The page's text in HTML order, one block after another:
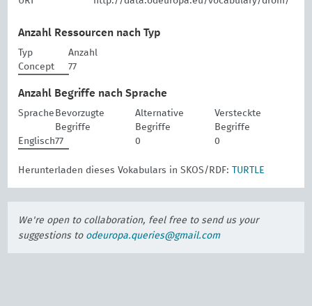
Anzahl Ressourcen nach Typ
Typ
Anzahl
Concept
77
Anzahl Begriffe nach Sprache
Sprache Bevorzugte
Begriffe
Alternative
Begriffe
Versteckte
Begriffe
Englisch77 0 0
Herunterladen dieses Vokabulars in SKOS/RDF: TURTLE
We're open to collaboration, feel free to send us your
suggestions to odeuropa.queries@gmail.com